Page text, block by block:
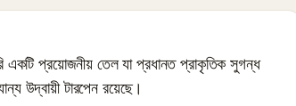
প্রয়োজনীয় তেল যা প্রধানত প্রাকৃতিক সুগন্ধ
উদ্বায়ী টারপেন রয়েছে।